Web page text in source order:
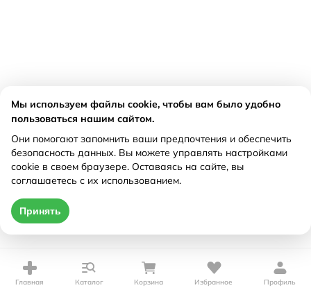
Главная Каталог Корзина Избранное Профиль
Мы используем файлы cookie, чтобы вам было удобно
пользоваться нашим сайтом.
Они помогают запомнить ваши предпочтения и обеспечить
безопасность данных. Вы можете управлять настройками
cookie в своем браузере. Оставаясь на сайте, вы
соглашаетесь с их использованием.
Принять